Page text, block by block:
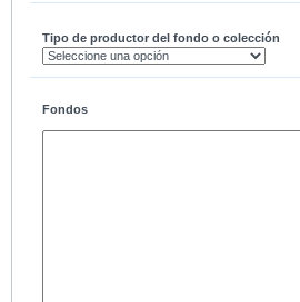
Tipo de productor del fondo o colección
Fondos